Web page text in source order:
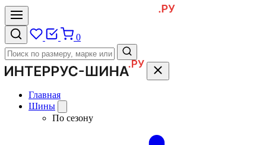
0
Главная
Шины
По сезону